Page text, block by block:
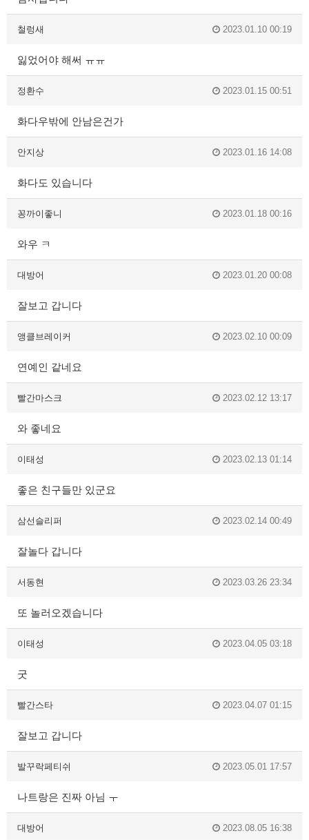
철렁새 2023.01.10 00:19
잃었어야 해써 ㅠㅠ
정환수 2023.01.15 00:51
화다우밖에 안남은건가
안지상 2023.01.16 14:08
화다도 있습니다
꽁까이좋니 2023.01.18 00:16
와우 ㅋ
대방어 2023.01.20 00:08
잘보고 갑니다
앵클브레이커 2023.02.10 00:09
연예인 같네요
빨간마스크 2023.02.12 13:17
와 좋네요
이태성 2023.02.13 01:14
좋은 친구들만 있군요
삼선슬리퍼 2023.02.14 00:49
잘놀다 갑니다
서동현 2023.03.26 23:34
또 놀러오겠습니다
이태성 2023.04.05 03:18
굿
빨간스타 2023.04.07 01:15
잘보고 갑니다
발꾸락페티쉬 2023.05.01 17:57
나트랑은 진짜 아님 ㅜ
대방어 2023.08.05 16:38